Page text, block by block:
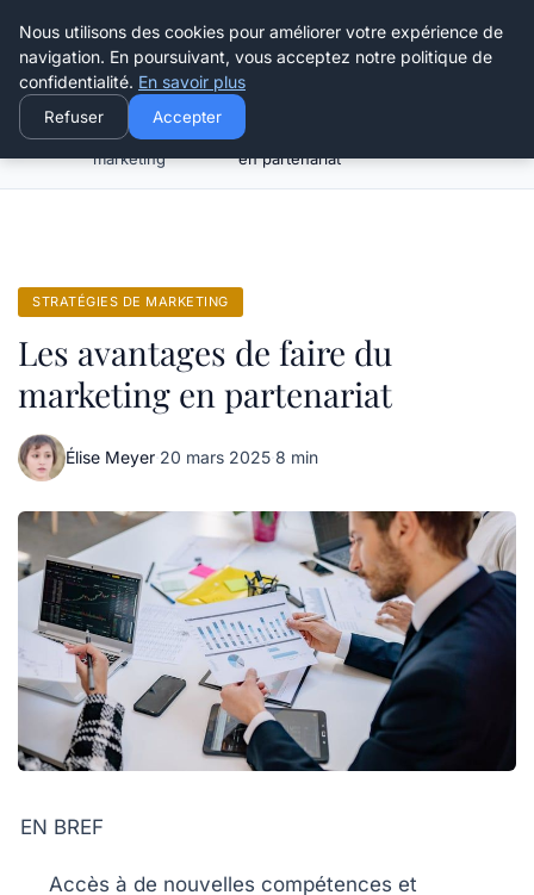
Henry Panky
Stratégies de
marketing
Les avantages de faire du marketing
en partenariat
STRATÉGIES DE MARKETING
Les avantages de faire du
marketing en partenariat
Élise Meyer·20 mars 2025·8 min
EN BREF
Accès à de nouvelles compétences et
Nous utilisons des cookies pour améliorer votre expérience de
navigation. En poursuivant, vous acceptez notre politique de
confidentialité. En savoir plus
Refuser Accepter